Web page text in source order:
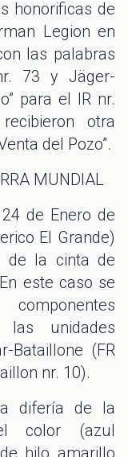
honorificas de
Legion en
las palabras
73 y Jäger-
para el IR nr.
otra
del Pozo”.
MUNDIAL
de Enero de
El Grande)
de la cinta de
En este caso se
las unidades
Bataillone (FR
nr. 10).
difería de la
color (azul
hilo amarillo